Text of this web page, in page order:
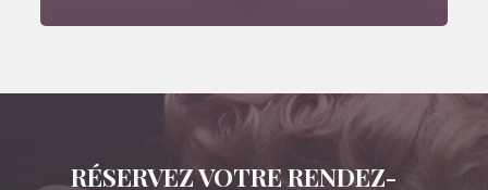
RÉSERVEZ VOTRE RENDEZ-